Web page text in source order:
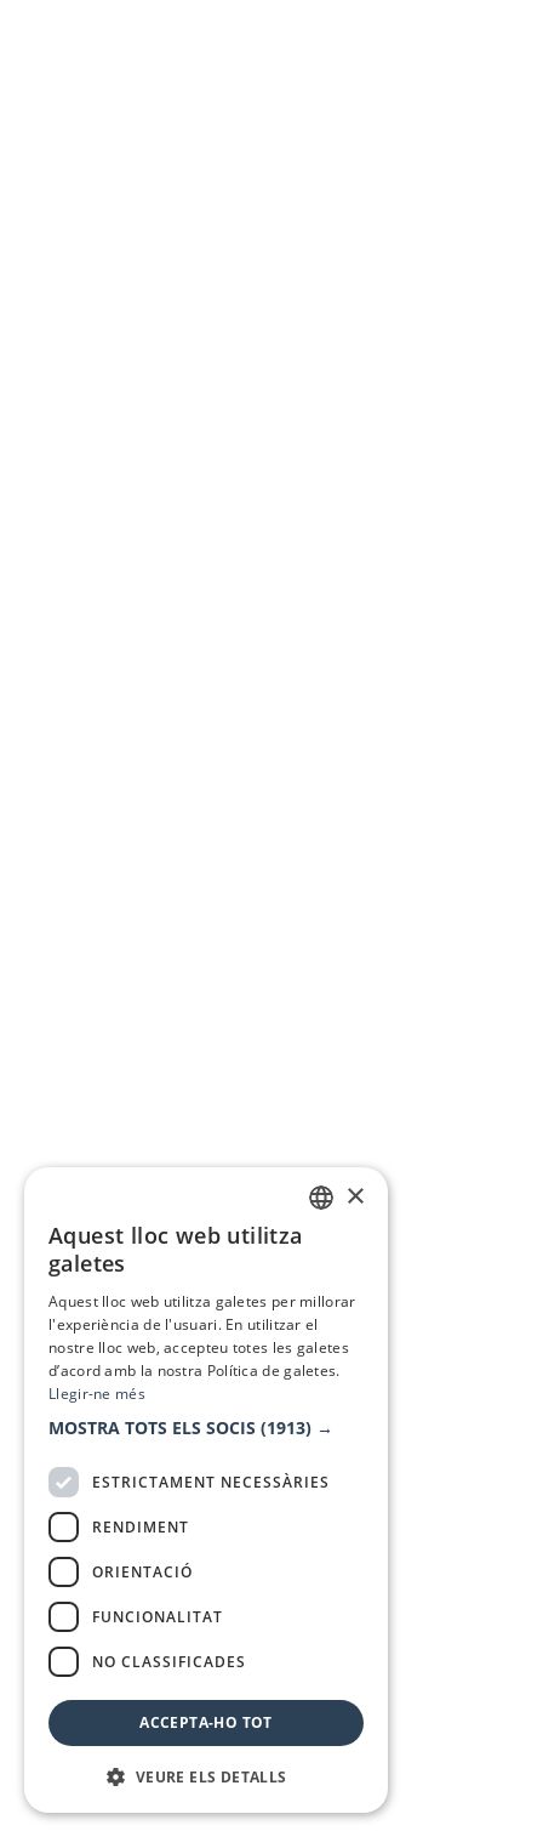
×
Aquest lloc web utilitza
galetes
Aquest lloc web utilitza galetes per millorar
l'experiència de l'usuari. En utilitzar el
nostre lloc web, accepteu totes les galetes
d’acord amb la nostra Política de galetes.
Llegir-ne més
MOSTRA TOTS ELS SOCIS (1913) →
ESTRICTAMENT NECESSÀRIES
RENDIMENT
ORIENTACIÓ
FUNCIONALITAT
NO CLASSIFICADES
ACCEPTA-HO TOT
VEURE ELS DETALLS